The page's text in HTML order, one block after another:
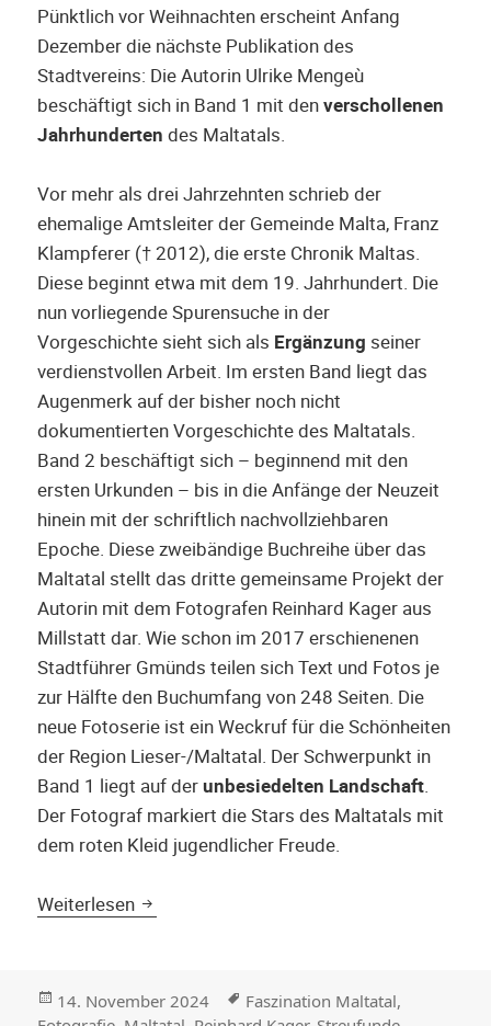
Pünktlich vor Weihnachten erscheint Anfang
Dezember die nächste Publikation des
Stadtvereins: Die Autorin Ulrike Mengeù
beschäftigt sich in Band 1 mit denverschollenen
Jahrhunderten des Maltatals.
Vor mehr als drei Jahrzehnten schrieb der
ehemalige Amtsleiter der Gemeinde Malta, Franz
Klampferer († 2012), die erste Chronik Maltas.
Diese beginnt etwa mit dem 19. Jahrhundert. Die
nun vorliegende Spurensuche in der
Vorgeschichte sieht sich als Ergänzung seiner
verdienstvollen Arbeit. Im ersten Band liegt das
Augenmerk auf der bisher noch nicht
dokumentierten Vorgeschichte des Maltatals.
Band 2 beschäftigt sich – beginnend mit den
ersten Urkunden – bis in die Anfänge der Neuzeit
hinein mit der schriftlich nachvollziehbaren
Epoche. Diese zweibändige Buchreihe über das
Maltatal stellt das dritte gemeinsame Projekt der
Autorin mit dem Fotografen Reinhard Kager aus
Millstatt dar. Wie schon im 2017 erschienenen
Stadtführer Gmünds teilen sich Text und Fotos je
zur Hälfte den Buchumfang von 248 Seiten. Die
neue Fotoserie ist ein Weckruf für die Schönheiten
der Region Lieser-/Maltatal. Der Schwerpunkt in
Band 1 liegt auf derunbesiedelten Landschaft.
Der Fotograf markiert die Stars des Maltatals mit
dem roten Kleid jugendlicher Freude.
Weiterlesen Eine Weihnachtsüberraschung aus dem
Veröffentlicht
14. November 2024 Stichwörter
Faszination Maltatal,